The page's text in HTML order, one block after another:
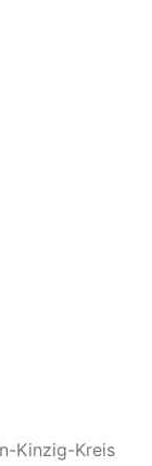
Kinzig-Kreis